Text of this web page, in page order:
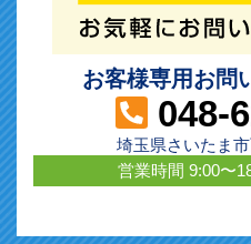
お客様専用お問
048-
埼玉県さいたま
営業時間 9:00〜